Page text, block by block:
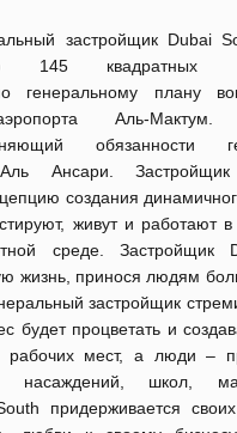
застройщик Dubai
145 квадратных
генеральному плану
Аль-Мактум.
обязанности
Ансари. Застройщик
создания
живут и работают в
среде. Застройщик
жизнь, принося людям
застройщик
будет процветать и
рабочих мест, а люди –
насаждений, школ,
придерживается